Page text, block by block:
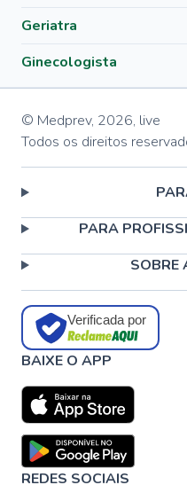
Geriatra
Ginecologista
© Medprev, 2026, live
Todos os direitos
PARA
SOBRE
Verificada por
BAIXE O APP
REDES SOCIAIS